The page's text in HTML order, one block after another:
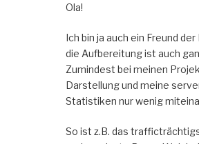
Ola!
Ich bin ja auch ein Freund
die Aufbereitung ist auch
Zumindest bei meinen
Darstellung und meine
Statistiken nur wenig
So ist z.B. das